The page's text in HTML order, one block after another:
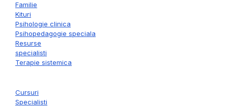
Familie
Kituri
Psihologie clinica
Psihopedagogie speciala
Resurse
specialisti
Terapie sistemica
Cursuri
Specialisti